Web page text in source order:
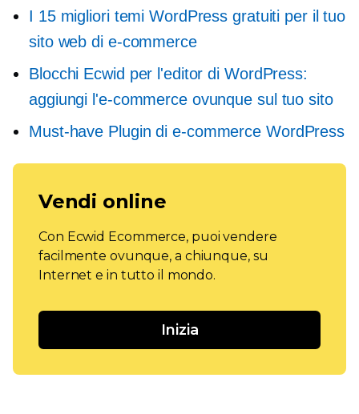
I 15 migliori temi WordPress gratuiti per il tuo
sito web di e-commerce
Blocchi Ecwid per l'editor di WordPress:
aggiungi l'e-commerce ovunque sul tuo sito
Must-have Plugin di e-commerce WordPress
Vendi online
Con Ecwid Ecommerce, puoi vendere
facilmente ovunque, a chiunque, su
Internet e in tutto il mondo.
Inizia